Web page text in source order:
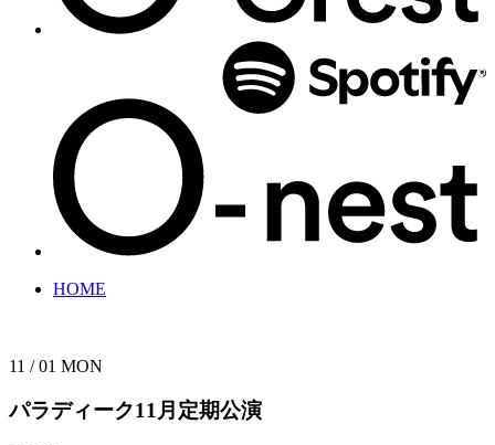
HOME
11 / 01 MON
パラディーク11月定期公演